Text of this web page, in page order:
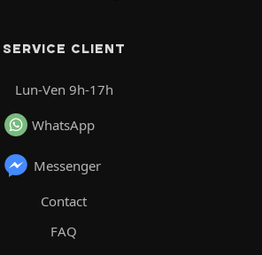
SERVICE CLIENT
Lun-Ven 9h-17h
WhatsApp
Messenger
Contact
FAQ